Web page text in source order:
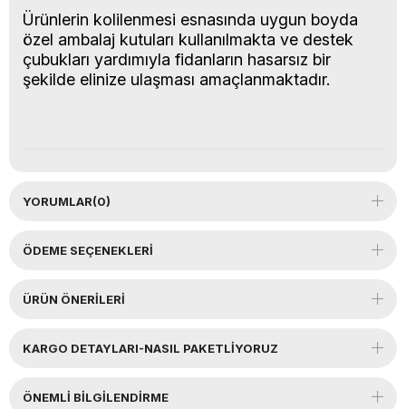
Ürünlerin kolilenmesi esnasında uygun boyda
özel ambalaj kutuları kullanılmakta ve destek
çubukları yardımıyla fidanların hasarsız bir
şekilde elinize ulaşması amaçlanmaktadır.
YORUMLAR(0)
ÖDEME SEÇENEKLERI
ÜRÜN ÖNERILERI
KARGO DETAYLARI-NASIL PAKETLİYORUZ
ÖNEMLI BILGILENDIRME